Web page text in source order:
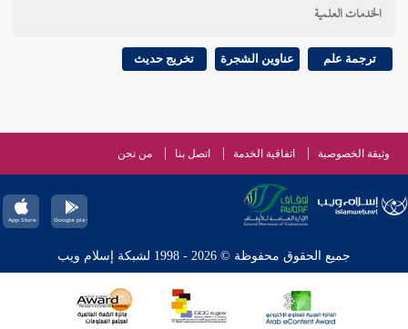
الخدمات العلمية
ترجمة علم عناوين الشجرة تخريج حديث
وثيقة الخصوصية اتفاقية الخدمة اتصل بنا من نحن
جميع الحقوق محفوظة © 2026 - 1998 لشبكة إسلام ويب